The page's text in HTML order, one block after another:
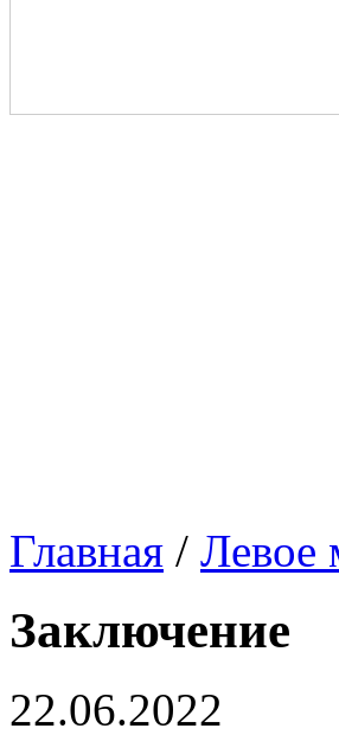
Главная / Левое
Заключение
22.06.2022